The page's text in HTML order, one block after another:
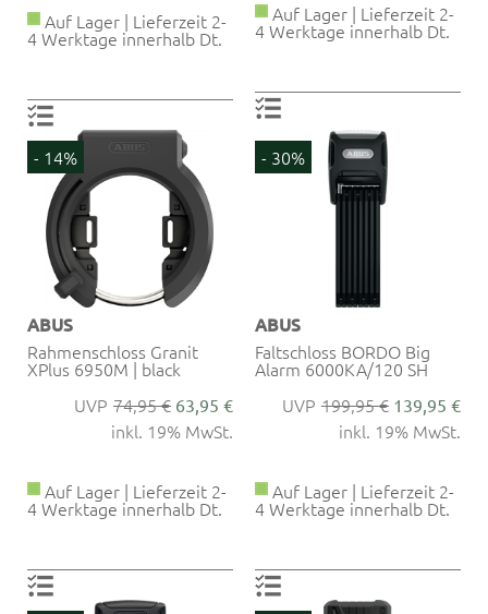
Auf Lager | Lieferzeit 2-
4 Werktage innerhalb Dt.
Auf Lager | Lieferzeit 2-
4 Werktage innerhalb Dt.
- 14%
ABUS
Rahmenschloss Granit
XPlus 6950M | black
74,95 € 63,95 €
inkl. 19% MwSt.
Auf Lager | Lieferzeit 2-
4 Werktage innerhalb Dt.
- 30%
ABUS
Faltschloss BORDO Big
Alarm 6000KA/120 SH
199,95 € 139,95 €
inkl. 19% MwSt.
Auf Lager | Lieferzeit 2-
4 Werktage innerhalb Dt.